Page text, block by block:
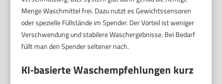
Menge Waschmittel frei. Dazu nutzt es Gewichtssensoren
oder spezielle Füllstände im Spender. Der Vorteil ist weniger
Verschwendung und stabilere Waschergebnisse. Bei Bedarf
füllt man den Spender seltener nach.
KI‑basierte Waschempfehlungen kurz